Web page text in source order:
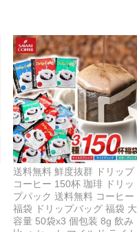
送料無料 鮮度抜群 ドリップ
コーヒー 150杯 珈琲 ドリッ
プパック 送料無料 コーヒー
福袋 ドリップバッグ 福袋 大
容量 50袋x3 個包装 8g 飲み